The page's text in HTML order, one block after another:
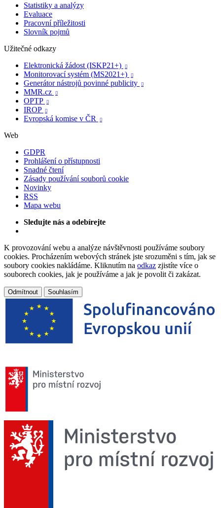
Statistiky a analýzy
Evaluace
Pracovní příležitosti
Slovník pojmů
Užitečné odkazy
Elektronická žádost (ISKP21+)

Monitorovací systém (MS2021+) 
Generátor nástrojů povinné publicity 
MMR.cz 
OPTP 
IROP 
Evropská komise v ČR 
Web
GDPR
Prohlášení o přístupnosti
Snadné čtení
Zásady používání souborů cookie
Novinky
RSS
Mapa webu
Sledujte nás a odebírejte
K provozování webu a analýze návštěvnosti používáme soubory
cookies. Procházením webových stránek jste srozuměni s tím, jak se
soubory cookies nakládáme. Kliknutím na odkaz zjistíte více o
souborech cookies, jak je používáme a jak je povolit či zakázat.
Odmítnout Souhlasím